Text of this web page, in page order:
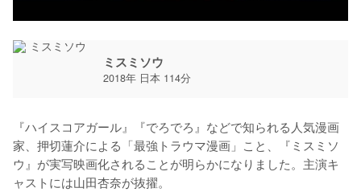
ミスミソウ
2018年 日本 114分
『ハイスコアガール』『でろでろ』などで知られる人気漫画
家、押切蓮介による「最強トラウマ漫画」こと、『ミスミソ
ウ』が実写映画化されることが明らかになりました。主演キ
ャストには山田杏奈が抜擢。